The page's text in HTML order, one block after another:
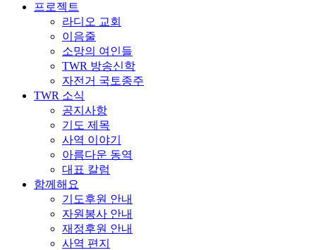
프로젝트
라디오 교회
이음줄
소망의 여인들
TWR 방송신학
자전거 국토종주
TWR 소식
공지사항
기도 제목
사역 이야기
아름다운 동역
대표 칼럼
함께해요
기도후원 안내
자원봉사 안내
재정후원 안내
사역 편지